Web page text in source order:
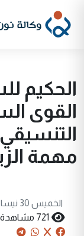
الحكيم
القوى
مهمة
الخميس 30 نيسان 2026
721 مشاهدة